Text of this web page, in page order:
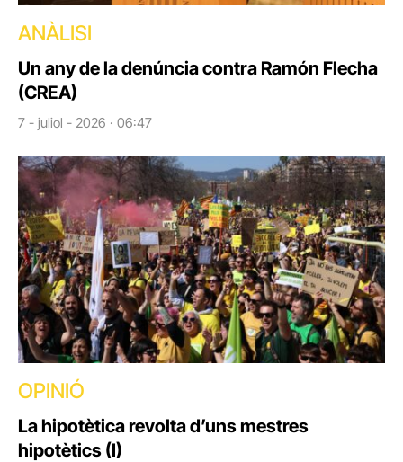
ANÀLISI
Un any de la denúncia contra Ramón Flecha
(CREA)
7 - juliol - 2026 · 06:47
OPINIÓ
La hipotètica revolta d’uns mestres
hipotètics (I)